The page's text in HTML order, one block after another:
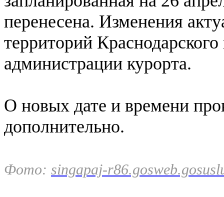
перенесена. Изменения
территорий
администрации курорта.
О новых дате и времени
дополнительно.
Фото: singapaj-